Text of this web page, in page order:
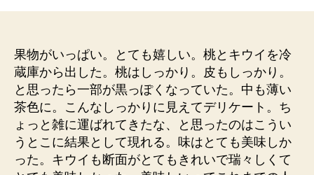
の
グ
果物がいっぱい。とても嬉しい。桃とキウイを冷
蔵庫から出した。桃はしっかり。皮もしっかり。
と思ったら一部が黒っぽくなっていた。中も薄い
茶色に。こんなしっかりに見えてデリケート。ち
ょっと雑に運ばれてきたな、と思ったのはこうい
うとこに結果として現れる。味はとても美味しか
った。キウイも断面がとてもきれいで瑞々しくて